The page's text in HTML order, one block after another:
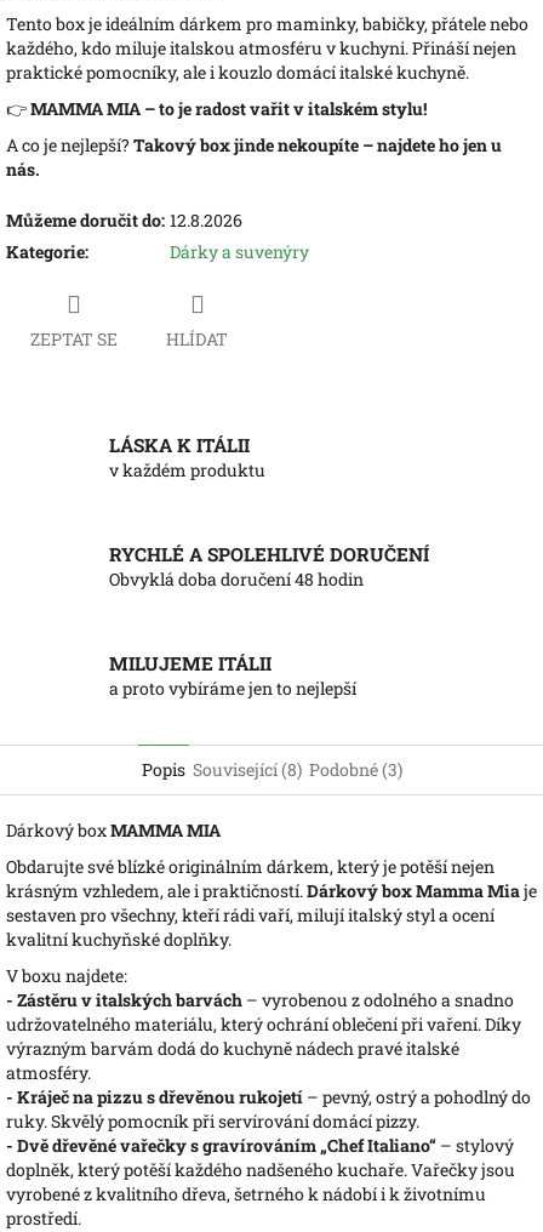
Tento box je ideálním dárkem pro maminky, babičky, přátele nebo
každého, kdo miluje italskou atmosféru v kuchyni. Přináší nejen
praktické pomocníky, ale i kouzlo domácí italské kuchyně.
👉MAMMA MIA – to je radost vařit v italském stylu!
A co je nejlepší? Takový box jinde nekoupíte – najdete ho jen u
nás.
Můžeme doručit do: 12.8.2026
Kategorie: Dárky a suvenýry
ZEPTAT SE HLÍDAT
LÁSKA K ITÁLII
v každém produktu
RYCHLÉ A SPOLEHLIVÉ DORUČENÍ
Obvyklá doba doručení 48 hodin
MILUJEME ITÁLII
a proto vybíráme jen to nejlepší
Popis Související (8) Podobné (3)
Dárkový boxMAMMA MIA
Obdarujte své blízké originálním dárkem, který je potěší nejen
krásným vzhledem, ale i praktičností.Dárkový box Mamma Miaje
sestaven pro všechny, kteří rádi vaří, milují italský styl a ocení
kvalitní kuchyňské doplňky.
V boxu najdete:
- Zástěru v italských barvách – vyrobenou z odolného a snadno
udržovatelného materiálu, který ochrání oblečení při vaření. Díky
výrazným barvám dodá do kuchyně nádech pravé italské
atmosféry.
- Kráječ na pizzu s dřevěnou rukojetí – pevný, ostrý a pohodlný do
ruky. Skvělý pomocník při servírování domácí pizzy.
- Dvě dřevěné vařečky s gravírováním „Chef Italiano“ – stylový
doplněk, který potěší každého nadšeného kuchaře. Vařečky jsou
vyrobené z kvalitního dřeva, šetrného k nádobí i k životnímu
prostředí.